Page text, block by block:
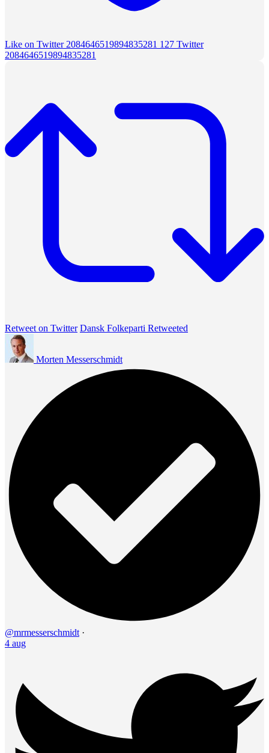
Like on Twitter 2084646519894835281 127 Twitter
2084646519894835281
Retweet on Twitter Dansk Folkeparti Retweeted
Morten Messerschmidt
@mrmesserschmidt ·
4 aug